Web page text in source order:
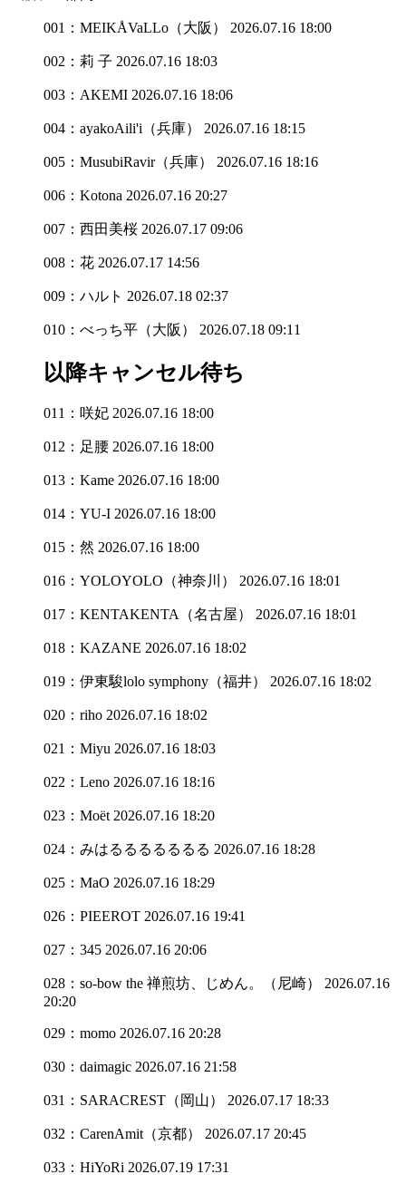
001：MEIKÅVaLLo（大阪） 2026.07.16 18:00
002：莉 子 2026.07.16 18:03
003：AKEMI 2026.07.16 18:06
004：ayakoAili'i（兵庫） 2026.07.16 18:15
005：MusubiRavir（兵庫） 2026.07.16 18:16
006：Kotona 2026.07.16 20:27
007：西田美桜 2026.07.17 09:06
008：花 2026.07.17 14:56
009：ハルト 2026.07.18 02:37
010：べっち平（大阪） 2026.07.18 09:11
以降キャンセル待ち
011：咲妃 2026.07.16 18:00
012：足腰 2026.07.16 18:00
013：Kame 2026.07.16 18:00
014：YU-I 2026.07.16 18:00
015：然 2026.07.16 18:00
016：YOLOYOLO（神奈川） 2026.07.16 18:01
017：KENTAKENTA（名古屋） 2026.07.16 18:01
018：KAZANE 2026.07.16 18:02
019：伊東駿lolo symphony（福井） 2026.07.16 18:02
020：riho 2026.07.16 18:02
021：Miyu 2026.07.16 18:03
022：Leno 2026.07.16 18:16
023：Moët2026.07.16 18:20
024：みはるるるるるるる 2026.07.16 18:28
025：MaO 2026.07.16 18:29
026：PIEEROT 2026.07.16 19:41
027：345 2026.07.16 20:06
028：so-bow the 禅煎坊、じめん。（尼崎） 2026.07.16
20:20
029：momo 2026.07.16 20:28
030：daimagic 2026.07.16 21:58
031：SARACREST（岡山） 2026.07.17 18:33
032：CarenAmit（京都） 2026.07.17 20:45
033：HiYoRi 2026.07.19 17:31